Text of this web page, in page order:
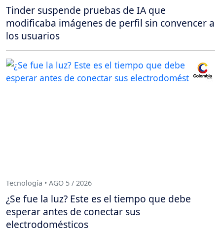
Tinder suspende pruebas de IA que
modificaba imágenes de perfil sin convencer a
los usuarios
Tecnología • AGO 5 / 2026
¿Se fue la luz? Este es el tiempo que debe
esperar antes de conectar sus
electrodomésticos